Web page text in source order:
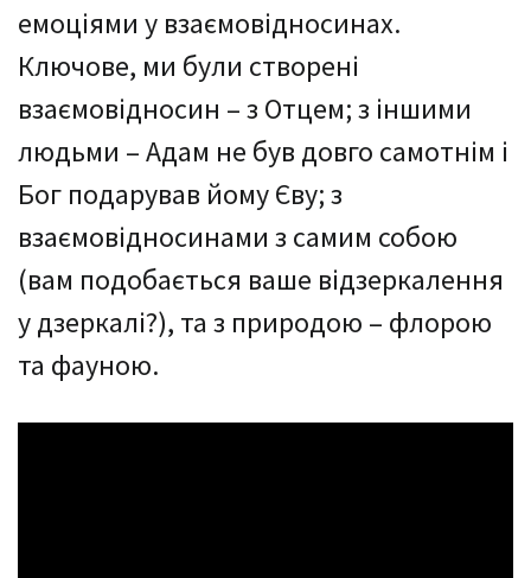
емоціями у взаємовідносинах.
Ключове, ми були створені
взаємовідносин – з Отцем; з іншими
людьми – Адам не був довго самотнім і
Бог подарував йому Єву; з
взаємовідносинами з самим собою
(вам подобається ваше відзеркалення
у дзеркалі?), та з природою – флорою
та фауною.